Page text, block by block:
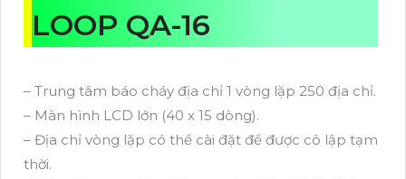
LOOP QA-16
– Trung tâm báo cháy địa chỉ 1 vòng lặp 250 địa chỉ.
– Màn hình LCD lớn (40 x 15 dòng).
– Địa chỉ vòng lặp có thể cài đặt để được cô lập tạm
thời.